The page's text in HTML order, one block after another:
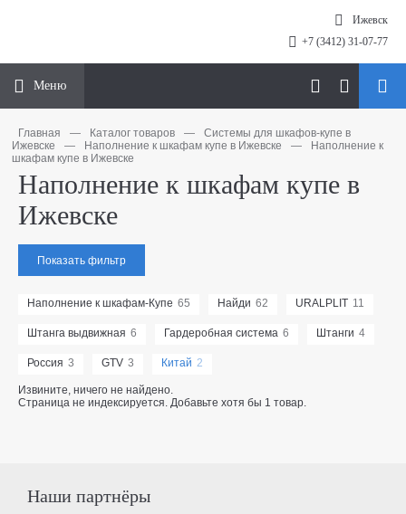
Ижевск
+7 (3412) 31-07-77
Меню
Главная — Каталог товаров —
Системы для шкафов-купе в
Ижевске
— Наполнение к шкафам купе в Ижевске —
Наполнение к
шкафам купе в Ижевске
Наполнение к шкафам купе в
Ижевске
Показать фильтр
Наполнение к шкафам-Купе 65 Найди 62 URALPLIT 11
Штанга выдвижная 6 Гардеробная система 6 Штанги 4
Россия 3 GTV 3 Китай 2
Извините, ничего не найдено.
Страница не индексируется. Добавьте хотя бы 1 товар.
Наши партнёры